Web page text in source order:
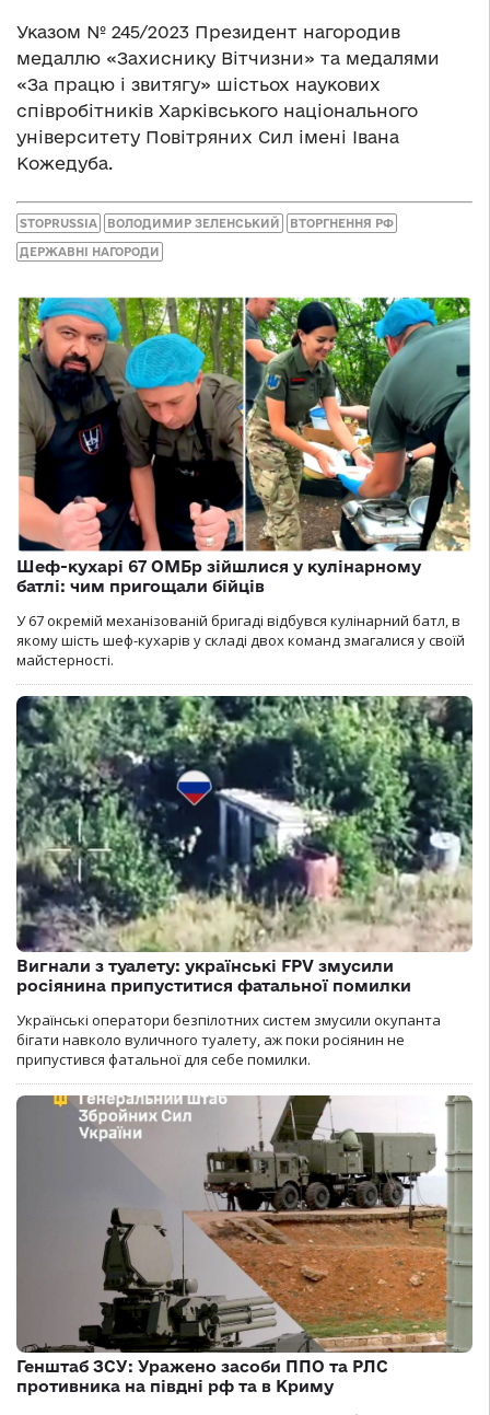
Указом № 245/2023 Президент нагородив
медаллю «Захиснику Вітчизни» та медалями
«За працю і звитягу» шістьох наукових
співробітників Харківського національного
університету Повітряних Сил імені Івана
Кожедуба.
STOPRUSSIA ВОЛОДИМИР ЗЕЛЕНСЬКИЙ ВТОРГНЕННЯ РФ
ДЕРЖАВНІ НАГОРОДИ
Шеф-кухарі 67 ОМБр зійшлися у кулінарному
батлі: чим пригощали бійців
У 67 окремій механізованій бригаді відбувся кулінарний батл, в
якому шість шеф-кухарів у складі двох команд змагалися у своїй
майстерності.
Вигнали з туалету: українські FPV змусили
росіянина припуститися фатальної помилки
Українські оператори безпілотних систем змусили окупанта
бігати навколо вуличного туалету, аж поки росіянин не
припустився фатальної для себе помилки.
Генштаб ЗСУ: Уражено засоби ППО та РЛС
противника на півдні рф та в Криму